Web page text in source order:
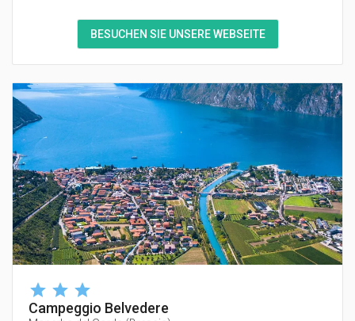
BESUCHEN SIE UNSERE WEBSEITE
Campeggio Belvedere